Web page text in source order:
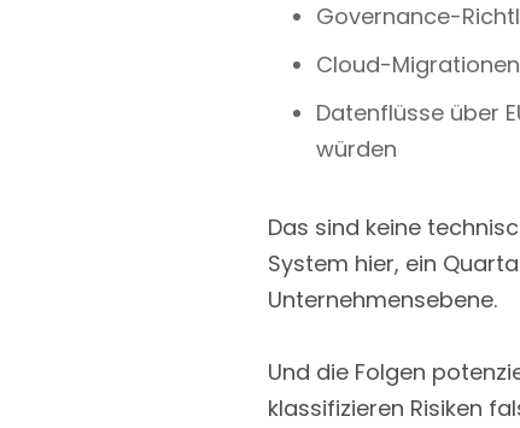
Governance-
Cloud-
Datenflüsse über
würden
Das sind keine
System hier, ein
Unternehmensebene.
Und die Folgen
klassifizieren Risiken